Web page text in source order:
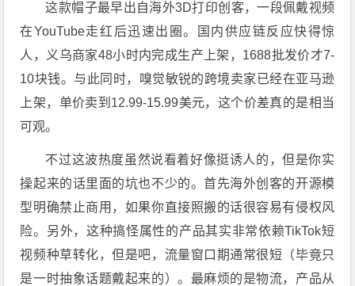
这款帽子最早出自海外3D打印创客，一段佩戴视频
在YouTube走红后迅速出圈。国内供应链反应快得惊
人，义乌商家48小时内完成生产上架，1688批发价才7-
10块钱。与此同时，嗅觉敏锐的跨境卖家已经在亚马逊
上架，单价卖到12.99-15.99美元，这个价差真的是相当
可观。
不过这波热度虽然说看着好像挺诱人的，但是你实
操起来的话里面的坑也不少的。首先海外创客的开源模
型明确禁止商用，如果你直接照搬的话很容易有侵权风
险。另外，这种搞怪属性的产品其实非常依赖TikTok短
视频种草转化，但是吧，流量窗口期通常很短（毕竟只
是一时抽象话题戴起来的）。最麻烦的是物流，产品从